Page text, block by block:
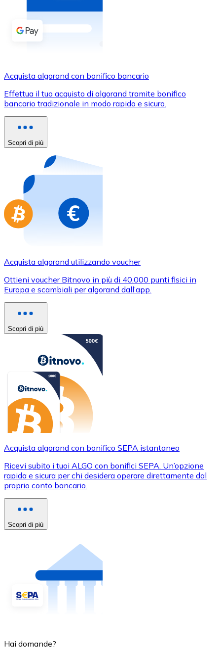
Acquista con contanti
Bonifico SEPA
Usa le carte Visa e Mastercard per acquistare
Acquista con carta
Acquista gift card dei tuoi marchi preferiti con
Vai al negozio di carte regalo
Acquista algorand con bonifico bancario
Effettua il tuo acquisto di algorand tramite bonifico
bancario tradizionale in modo rapido e sicuro.
Scopri di più
Acquista algorand utilizzando voucher
Ottieni voucher Bitnovo in più di 40.000 punti fisici in
Europa e scambiali per algorand dall’app.
Scopri di più
Acquista algorand con bonifico SEPA istantaneo
Ricevi subito i tuoi ALGO con bonifici SEPA. Un’opzione
rapida e sicura per chi desidera operare direttamente dal
proprio conto bancario.
Scopri di più
Hai domande?